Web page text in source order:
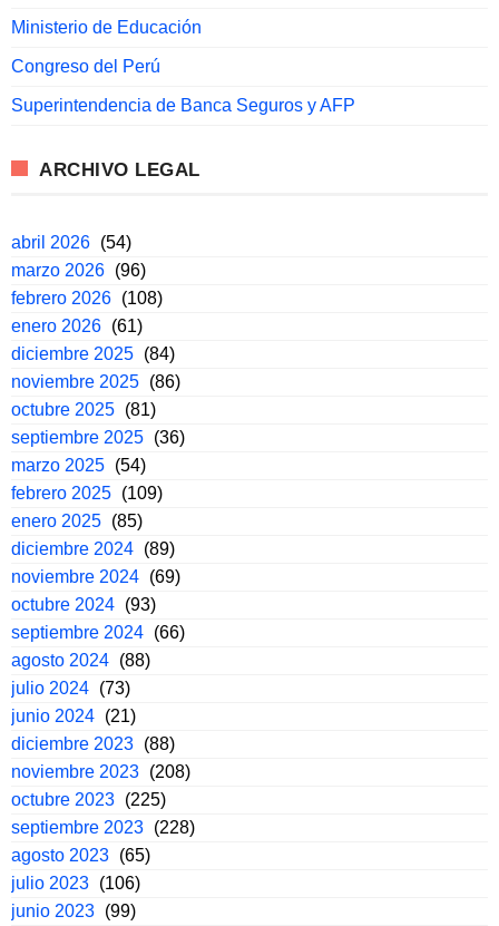
Ministerio de Educación
Congreso del Perú
Superintendencia de Banca Seguros y AFP
ARCHIVO LEGAL
abril 2026 (54)
marzo 2026 (96)
febrero 2026 (108)
enero 2026 (61)
diciembre 2025 (84)
noviembre 2025 (86)
octubre 2025 (81)
septiembre 2025 (36)
marzo 2025 (54)
febrero 2025 (109)
enero 2025 (85)
diciembre 2024 (89)
noviembre 2024 (69)
octubre 2024 (93)
septiembre 2024 (66)
agosto 2024 (88)
julio 2024 (73)
junio 2024 (21)
diciembre 2023 (88)
noviembre 2023 (208)
octubre 2023 (225)
septiembre 2023 (228)
agosto 2023 (65)
julio 2023 (106)
junio 2023 (99)